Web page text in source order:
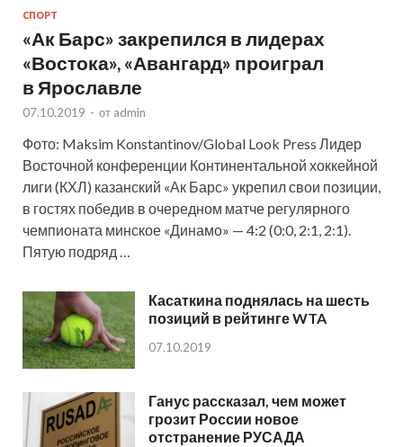
СПОРТ
«Ак Барс» закрепился в лидерах
«Востока», «Авангард» проиграл
в Ярославле
07.10.2019 - от admin
Фото: Maksim Konstantinov/Global Look Press Лидер
Восточной конференции Континентальной хоккейной
лиги (КХЛ) казанский «Ак Барс» укрепил свои позиции,
в гостях победив в очередном матче регулярного
чемпионата минское «Динамо» — 4:2 (0:0, 2:1, 2:1).
Пятую подряд …
Касаткина поднялась на шесть
позиций в рейтинге WTA
07.10.2019
Ганус рассказал, чем может
грозит России новое
отстранение РУСАДА